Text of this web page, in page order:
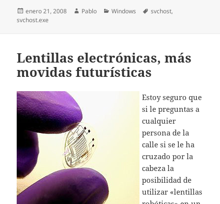
Publicado
el
enero 21, 2008 Autor
Pablo Categorías
Windows Etiquetas
svchost,
svchost.exe
Lentillas electrónicas, más
movidas futurísticas
Estoy seguro que
si le preguntas a
cualquier
persona de la
calle si se le ha
cruzado por la
cabeza la
posibilidad de
utilizar «lentillas